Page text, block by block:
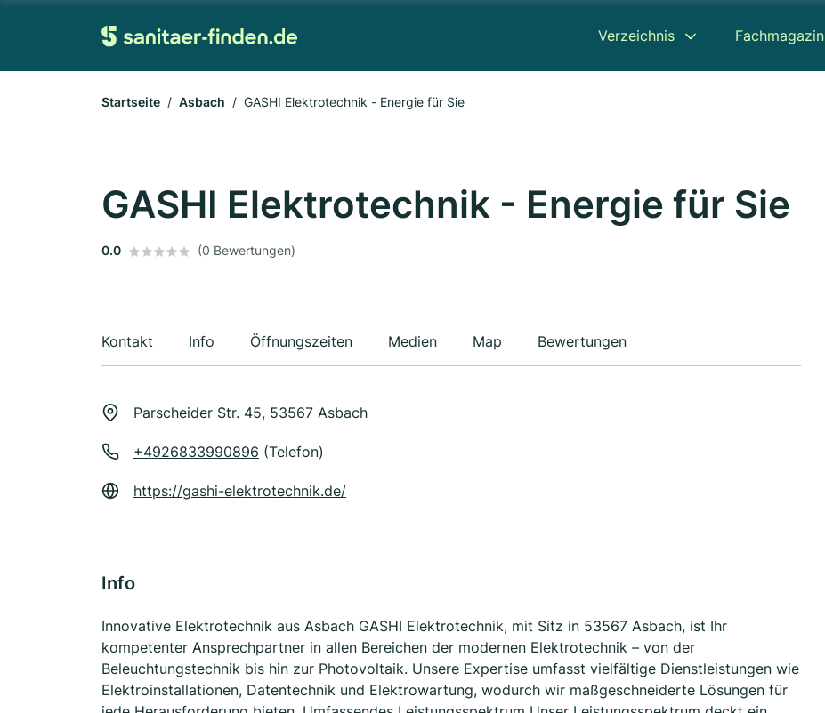
Verzeichnis Fachmagazin
Startseite Asbach GASHI Elektrotechnik - Energie für Sie
GASHI Elektrotechnik - Energie für Sie
0.0 (0 Bewertungen)
Kontakt Info Öffnungszeiten Medien Map Bewertungen
Parscheider Str. 45, 53567 Asbach
+4926833990896 (Telefon)
https://gashi-elektrotechnik.de/
Info
Innovative Elektrotechnik aus Asbach GASHI Elektrotechnik, mit Sitz in 53567 Asbach, ist Ihr
kompetenter Ansprechpartner in allen Bereichen der modernen Elektrotechnik – von der
Beleuchtungstechnik bis hin zur Photovoltaik. Unsere Expertise umfasst vielfältige Dienstleistungen wie
Elektroinstallationen, Datentechnik und Elektrowartung, wodurch wir maßgeschneiderte Lösungen für